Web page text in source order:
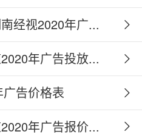
经视2020年广...
年广告投放...
告价格表
年广告报价...